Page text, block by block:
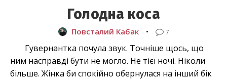
Голодна коса
Повсталий Кабак • 7
Гувернантка почула звук. Точніше щось, що
ним насправді бути не могло. Не тієї ночі. Ніколи
більше. Жінка би спокійно обернулася на інший бік